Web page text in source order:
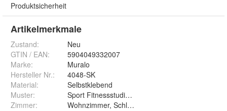
Produktsicherheit
Artikelmerkmale
Zustand:
Neu
GTIN / EAN:
5904049332007
Marke:
Muralo
Hersteller Nr.:
4048-SK
Material:
Selbstklebend
Muster:
Sport Fitnessstudio Training Sportlerin Beton
Zimmer:
Wohnzimmer, Schlafzimmer, Arbeitszimmer,